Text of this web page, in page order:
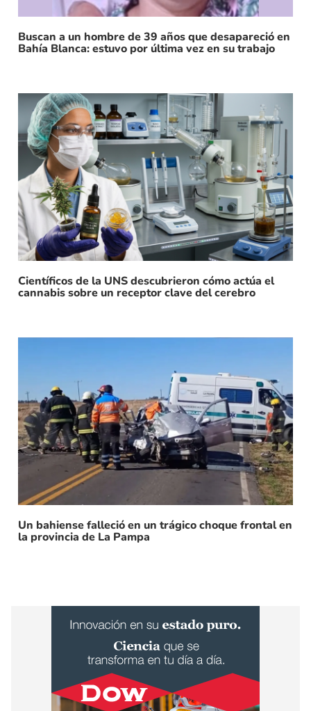
Buscan a un hombre de 39 años que desapareció en
Bahía Blanca: estuvo por última vez en su trabajo
Científicos de la UNS descubrieron cómo actúa el
cannabis sobre un receptor clave del cerebro
Un bahiense falleció en un trágico choque frontal en
la provincia de La Pampa